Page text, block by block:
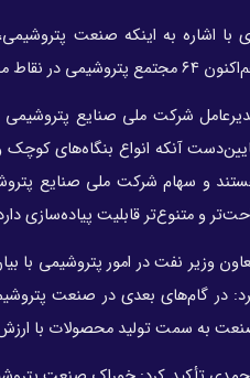
با اشاره به اینکه صنعت
نقاط مختلف کشور فعال است و این مجتمع‌ها در سال‌های آینده تا دو برابر افزایش می‌یابد.
شرکت ملی صنایع پتروشیمی
آنکه انواع بنگاه‌های
و سهام شرکت ملی صنایع
و متنوع‌تر قابلیت پیاده‌سازی
وزیر نفت در امور پتروشیمی با
در گام‌های بعدی در صنعت
به سمت تولید محصولات با